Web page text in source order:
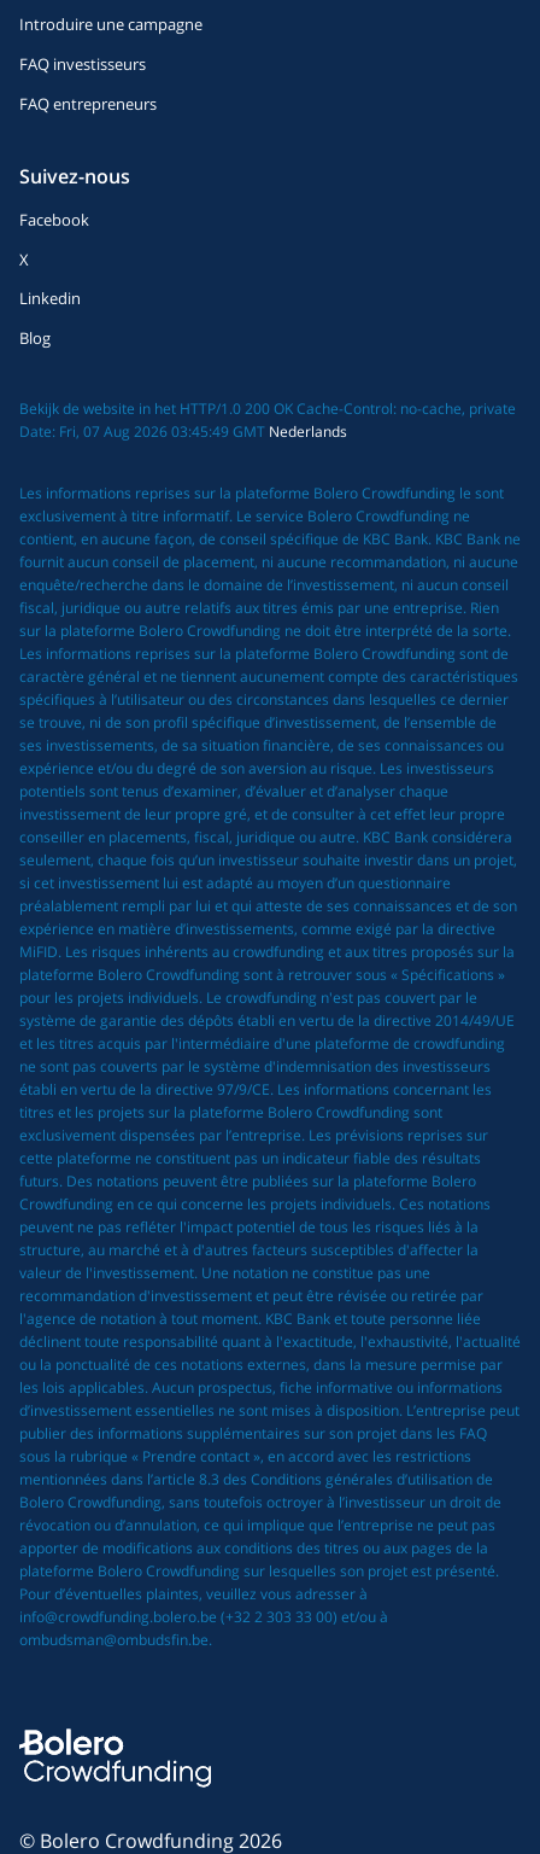
Introduire une campagne
FAQ investisseurs
FAQ entrepreneurs
Suivez-nous
Facebook
X
Linkedin
Blog
Bekijk de website in het HTTP/1.0 200 OK Cache-Control: no-cache, private
Date: Fri, 07 Aug 2026 03:45:49 GMT Nederlands
Les informations reprises sur la plateforme Bolero Crowdfunding le sont
exclusivement à titre informatif. Le service Bolero Crowdfunding ne
contient, en aucune façon, de conseil spécifique de KBC Bank. KBC Bank ne
fournit aucun conseil de placement, ni aucune recommandation, ni aucune
enquête/recherche dans le domaine de l’investissement, ni aucun conseil
fiscal, juridique ou autre relatifs aux titres émis par une entreprise. Rien
sur la plateforme Bolero Crowdfunding ne doit être interprété de la sorte.
Les informations reprises sur la plateforme Bolero Crowdfunding sont de
caractère général et ne tiennent aucunement compte des caractéristiques
spécifiques à l’utilisateur ou des circonstances dans lesquelles ce dernier
se trouve, ni de son profil spécifique d’investissement, de l’ensemble de
ses investissements, de sa situation financière, de ses connaissances ou
expérience et/ou du degré de son aversion au risque. Les investisseurs
potentiels sont tenus d’examiner, d’évaluer et d’analyser chaque
investissement de leur propre gré, et de consulter à cet effet leur propre
conseiller en placements, fiscal, juridique ou autre. KBC Bank considérera
seulement, chaque fois qu’un investisseur souhaite investir dans un projet,
si cet investissement lui est adapté au moyen d’un questionnaire
préalablement rempli par lui et qui atteste de ses connaissances et de son
expérience en matière d’investissements, comme exigé par la directive
MiFID. Les risques inhérents au crowdfunding et aux titres proposés sur la
plateforme Bolero Crowdfunding sont à retrouver sous « Spécifications »
pour les projets individuels. Le crowdfunding n'est pas couvert par le
système de garantie des dépôts établi en vertu de la directive 2014/49/UE
et les titres acquis par l'intermédiaire d'une plateforme de crowdfunding
ne sont pas couverts par le système d'indemnisation des investisseurs
établi en vertu de la directive 97/9/CE. Les informations concernant les
titres et les projets sur la plateforme Bolero Crowdfunding sont
exclusivement dispensées par l’entreprise. Les prévisions reprises sur
cette plateforme ne constituent pas un indicateur fiable des résultats
futurs. Des notations peuvent être publiées sur la plateforme Bolero
Crowdfunding en ce qui concerne les projets individuels. Ces notations
peuvent ne pas refléter l'impact potentiel de tous les risques liés à la
structure, au marché et à d'autres facteurs susceptibles d'affecter la
valeur de l'investissement. Une notation ne constitue pas une
recommandation d'investissement et peut être révisée ou retirée par
l'agence de notation à tout moment. KBC Bank et toute personne liée
déclinent toute responsabilité quant à l'exactitude, l'exhaustivité, l'actualité
ou la ponctualité de ces notations externes, dans la mesure permise par
les lois applicables. Aucun prospectus, fiche informative ou informations
d’investissement essentielles ne sont mises à disposition. L’entreprise peut
publier des informations supplémentaires sur son projet dans les FAQ
sous la rubrique « Prendre contact », en accord avec les restrictions
mentionnées dans l’article 8.3 des Conditions générales d’utilisation de
Bolero Crowdfunding, sans toutefois octroyer à l’investisseur un droit de
révocation ou d’annulation, ce qui implique que l’entreprise ne peut pas
apporter de modifications aux conditions des titres ou aux pages de la
plateforme Bolero Crowdfunding sur lesquelles son projet est présenté.
Pour d’éventuelles plaintes, veuillez vous adresser à
info@crowdfunding.bolero.be (+32 2 303 33 00) et/ou à
ombudsman@ombudsfin.be.
© Bolero Crowdfunding 2026